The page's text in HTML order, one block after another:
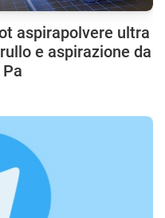
aspirapolvere ultra
e aspirazione da